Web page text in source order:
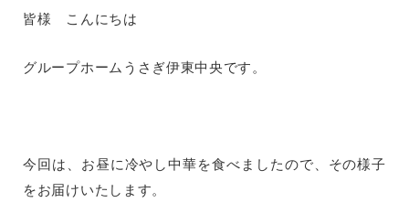
皆様 こんにちは
グループホームうさぎ伊東中央です。
今回は、お昼に冷やし中華を食べましたので、その様子
をお届けいたします。